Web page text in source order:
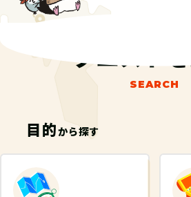
クエスト
SEARCH
目的から探す